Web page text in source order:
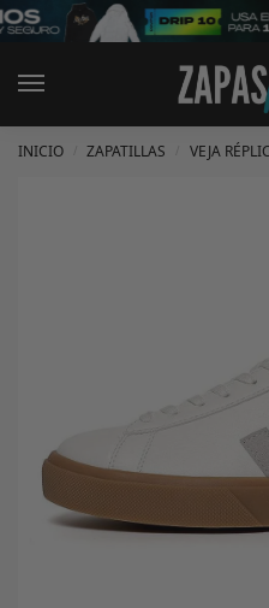
INICIO ZAPATILLAS VEJA